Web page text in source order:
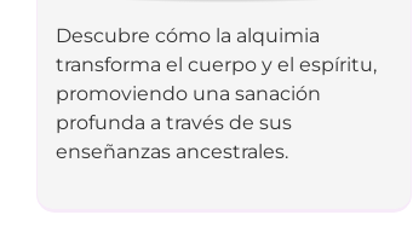
Descubre cómo la alquimia
transforma el cuerpo y el espíritu,
promoviendo una sanación
profunda a través de sus
enseñanzas ancestrales.